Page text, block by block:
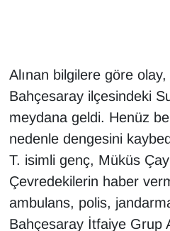
Alınan bilgilere göre
Bahçesaray ilçesindeki
meydana geldi. Henüz
nedenle dengesini
T. isimli genç, Müküs
Çevredekilerin haber
ambulans, polis,
Bahçesaray İtfaiye Grup
Haber
HABERDE İNSAN
İngilizce
Kadın
Kamu Alımları